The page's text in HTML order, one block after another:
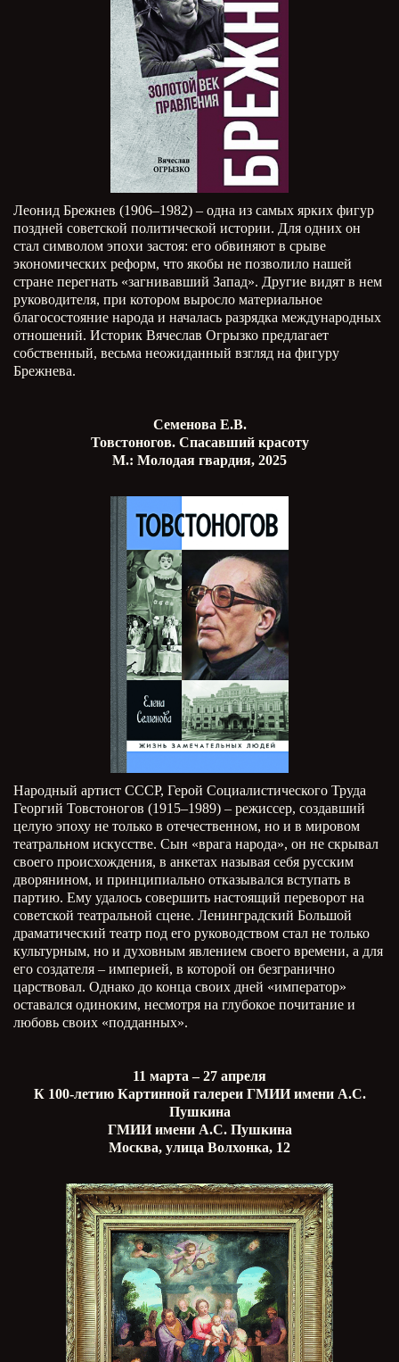
Леонид Брежнев (1906–1982) – одна из самых ярких фигур
поздней советской политической истории. Для одних он
стал символом эпохи застоя: его обвиняют в срыве
экономических реформ, что якобы не позволило нашей
стране перегнать «загнивавший Запад». Другие видят в нем
руководителя, при котором выросло материальное
благосостояние народа и началась разрядка международных
отношений. Историк Вячеслав Огрызко предлагает
собственный, весьма неожиданный взгляд на фигуру
Брежнева.
Семенова Е.В.
Товстоногов. Спасавший красоту
М.: Молодая гвардия, 2025
Народный артист СССР, Герой Социалистического Труда
Георгий Товстоногов (1915–1989) – режиссер, создавший
целую эпоху не только в отечественном, но и в мировом
театральном искусстве. Сын «врага народа», он не скрывал
своего происхождения, в анкетах называя себя русским
дворянином, и принципиально отказывался вступать в
партию. Ему удалось совершить настоящий переворот на
советской театральной сцене. Ленинградский Большой
драматический театр под его руководством стал не только
культурным, но и духовным явлением своего времени, а для
его создателя – империей, в которой он безгранично
царствовал. Однако до конца своих дней «император»
оставался одиноким, несмотря на глубокое почитание и
любовь своих «подданных».
11 марта – 27 апреля
К 100-летию Картинной галереи ГМИИ имени А.С.
Пушкина
ГМИИ имени А.С. Пушкина
Москва, улица Волхонка, 12